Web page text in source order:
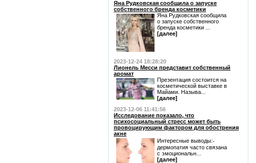
Яна Рудковская сообщила о запуске
собственного бренда косметики
Яна Рудковская сообщила
о запуске собственного
бренда косметики ...
[далее]
2023-12-24 18:28:20
Лионель Месси представит собственный
аромат
Презентация состоится на
косметической выставке в
Майами. Называ...
[далее]
2023-12-06 11:41:56
Исследование показало, что
психосоциальный стресс может быть
провоцирующим фактором для обострения
акне
Интересные выводы:⁃
дермопатия часто связана
с эмоциональн...
[далее]